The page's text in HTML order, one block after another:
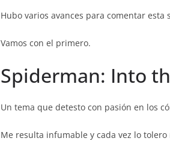
Hubo varios avances para comentar
Vamos con el primero.
Spiderman: Into
Un tema que detesto con pasión en los
Me resulta infumable y cada vez lo